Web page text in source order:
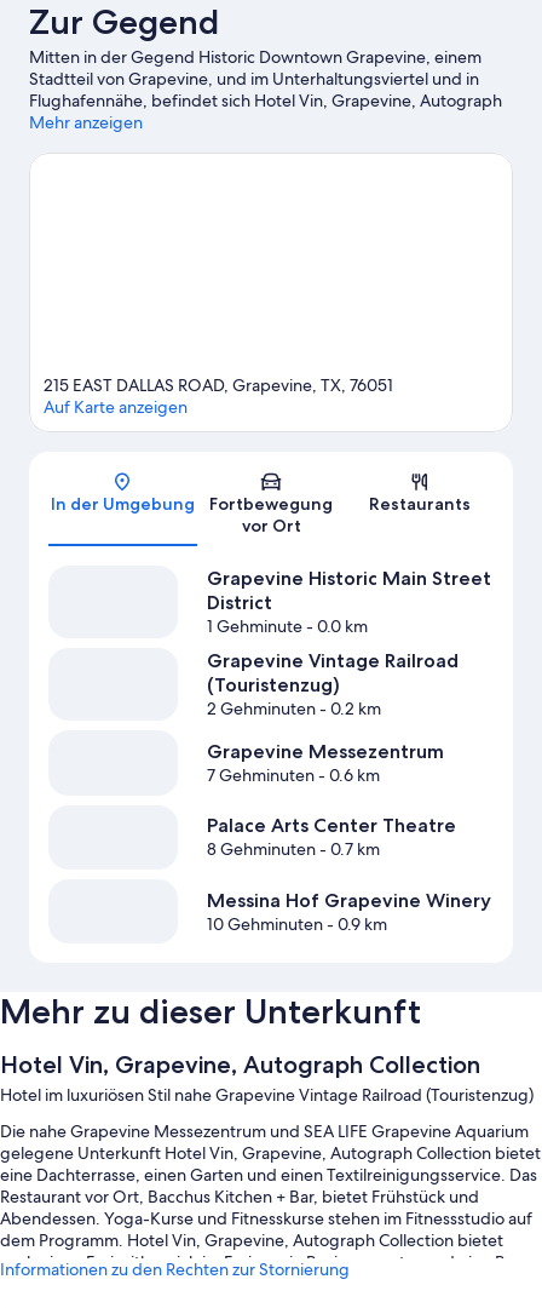
Zur Gegend
Mitten in der Gegend Historic Downtown Grapevine, einem
Stadtteil von Grapevine, und im Unterhaltungsviertel und in
Flughafennähe, befindet sich Hotel Vin, Grapevine, Autograph
Collection. Grapevine Mills Mall und Southlake Town Square
eher die Sehenswürdigkeiten der Region bewundern möchte,
Mehr anzeigen
Karte
215 EAST DALLAS ROAD, Grapevine, TX, 76051
Auf Karte anzeigen
In der Umgebung
Fortbewegung
vor Ort
Restaurants
Grapevine Historic Main Street
District
1 Gehminute- 0.0 km
Grapevine Vintage Railroad
(Touristenzug)
2 Gehminuten- 0.2 km
Grapevine Messezentrum
7 Gehminuten- 0.6 km
Palace Arts Center Theatre
8 Gehminuten- 0.7 km
Messina Hof Grapevine Winery
10 Gehminuten- 0.9 km
Mehr zu dieser Unterkunft
Hotel Vin, Grapevine, Autograph Collection
Hotel im luxuriösen Stil nahe Grapevine Vintage Railroad (Touristenzug)
Die nahe Grapevine Messezentrum und SEA LIFE Grapevine Aquarium
gelegene Unterkunft Hotel Vin, Grapevine, Autograph Collection bietet
eine Dachterrasse, einen Garten und einen Textilreinigungsservice. Das
Restaurant vor Ort, Bacchus Kitchen + Bar, bietet Frühstück und
Abendessen. Yoga-Kurse und Fitnesskurse stehen im Fitnessstudio auf
dem Programm. Hotel Vin, Grapevine, Autograph Collection bietet
auch einen Freizeitbereich im Freien, ein Businesscenter und eine Bar.
Kostenloses WLAN in den Zimmern sorgt dafür, dass du auch vor Ort
Informationen zu den Rechten zur Stornierung